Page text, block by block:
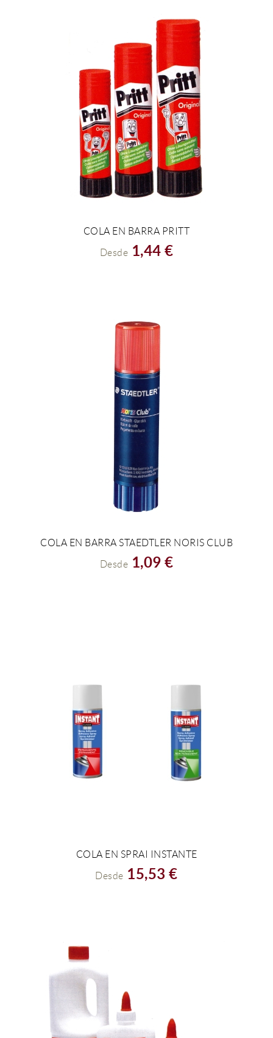
COLA EN BARRA PRITT
Desde 1,44 €
COLA EN BARRA STAEDTLER NORIS CLUB
Desde 1,09 €
COLA EN SPRAI INSTANTE
Desde 15,53 €